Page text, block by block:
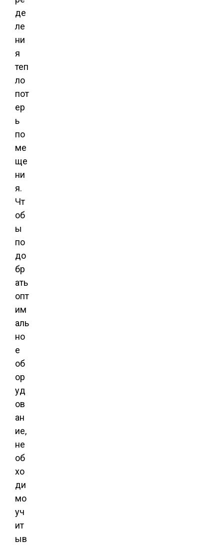
де
ле
ни
я
теп
ло
пот
ер
ь
по
ме
ще
ни
я.
Чт
об
ы
по
до
бр
ать
опт
им
аль
но
е
об
ор
уд
ов
ан
ие,
не
об
хо
ди
мо
уч
ит
ыв